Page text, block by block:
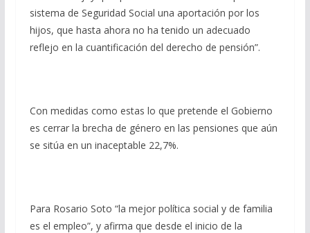
sistema de Seguridad Social una aportación por los
hijos, que hasta ahora no ha tenido un adecuado
reflejo en la cuantificación del derecho de pensión”.
Con medidas como estas lo que pretende el Gobierno
es cerrar la brecha de género en las pensiones que aún
se sitúa en un inaceptable 22,7%.
Para Rosario Soto “la mejor política social y de familia
es el empleo”, y afirma que desde el inicio de la